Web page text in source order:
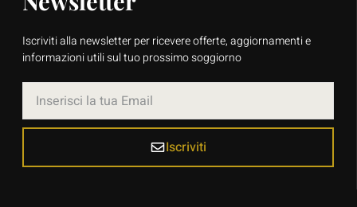
Iscriviti alla newsletter per ricevere offerte, aggiornamenti e
informazioni utili sul tuo prossimo soggiorno
Iscriviti